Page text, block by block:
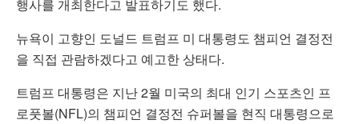
행사를 개최한다고 발표하기도 했다.
뉴욕이 고향인 도널드 트럼프 미 대통령도 챔피언 결정전
을 직접 관람하겠다고 예고한 상태다.
트럼프 대통령은 지난 2월 미국의 최대 인기 스포츠인 프
로풋볼(NFL)의 챔피언 결정전 슈퍼볼을 현직 대통령으로